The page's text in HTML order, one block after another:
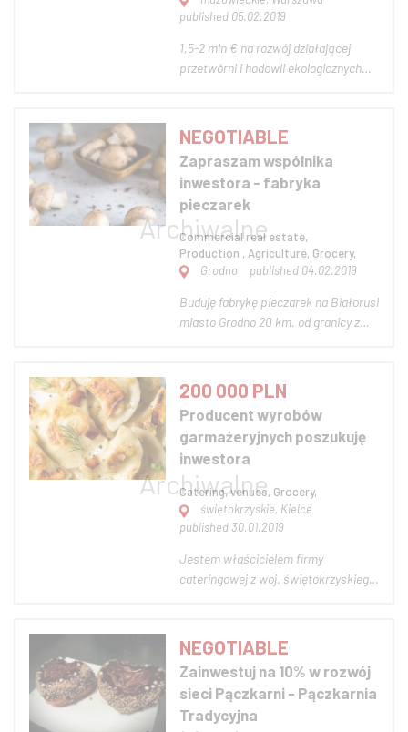
published 05.02.2019
1,5-2 mln € na rozwój działającej
przetwórni i hodowli ekologicznych
ślimaka na rynek francuski. Tylko
poważne prywatne oferty z
możliwością uruchomienia
finansowania w 02.2019 Jesteśmy
jedy...
NEGOTIABLE
Zapraszam wspólnika
inwestora - fabryka
pieczarek
Commercial real estate,
Production , Agriculture, Grocery,
Grodno
published 04.02.2019
Buduję fabrykę pieczarek na Białorusi
miasto Grodno 20 km. od granicy z
kapitale spółki 30-40%!!!!!
Wysokość poszukiwanego kapitału
od 1250000 zł do 1500000 zł Zdjęcie
poglądowe F...
200 000 PLN
Producent wyrobów
garmażeryjnych poszukuję
inwestora
Catering, venues, Grocery,
świętokrzyskie, Kielce
published 30.01.2019
Jestem właścicielem firmy
cateringowej z woj. świętokrzyskiego.
wspólnika / inwestora, który
doinwestuje około 200 tyś zł. w
urządzenia chłodnicze, samochody (2
sztuki). Zaopatruję sk...
NEGOTIABLE
Zainwestuj na 10% w rozwój
sieci Pączkarni - Pączkarnia
Tradycyjna